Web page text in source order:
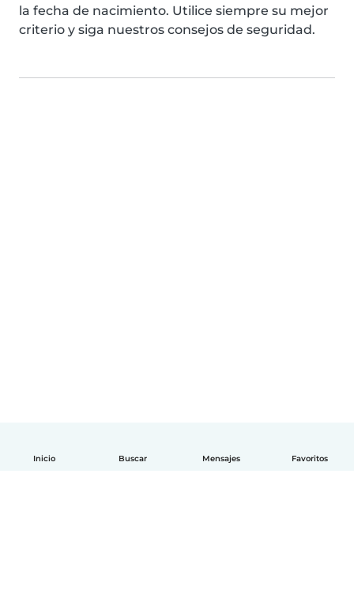
Inicio Buscar Mensajes Favoritos
la fecha de nacimiento. Utilice siempre su mejor
criterio y siga nuestros consejos de seguridad.